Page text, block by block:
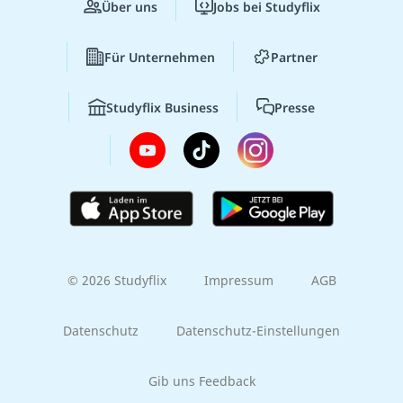
Über uns Jobs bei Studyflix
Für Unternehmen Partner
Studyflix Business Presse
© 2026 Studyflix Impressum AGB
Datenschutz Datenschutz-Einstellungen
Gib uns Feedback